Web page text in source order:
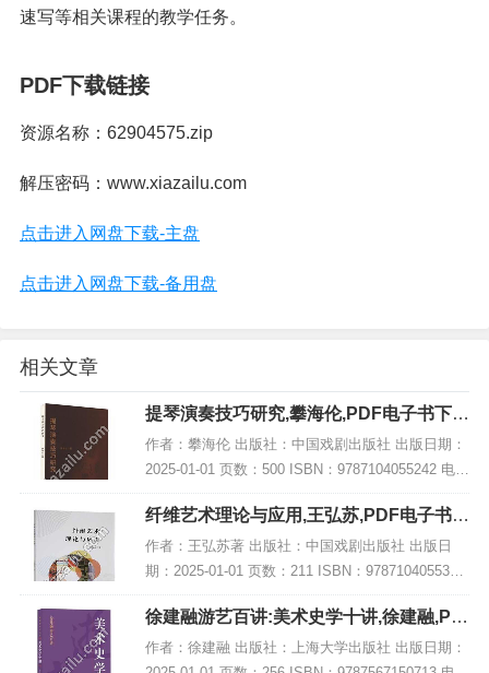
速写等相关课程的教学任务。
PDF下载链接
资源名称：62904575.zip
解压密码：www.xiazailu.com
点击进入网盘下载-主盘
点击进入网盘下载-备用盘
相关文章
提琴演奏技巧研究,攀海伦,PDF电子书下
载,网盘资源
作者：攀海伦 出版社：中国戏剧出版社 出版日期：
2025-01-01 页数：500 ISBN：9787104055242 电子
书大小：178MB [高清扫描版PDF格式] 内容简介 弦
乐演奏...
纤维艺术理论与应用,王弘苏,PDF电子书下
载,网盘资源
作者：王弘苏著 出版社：中国戏剧出版社 出版日
期：2025-01-01 页数：211 ISBN：9787104055334
电子书大小：244MB [高清扫描版PDF格式] 内容简
介 该书结...
徐建融游艺百讲:美术史学十讲,徐建融,PD
F电子书网盘下载
作者：徐建融 出版社：上海大学出版社 出版日期：